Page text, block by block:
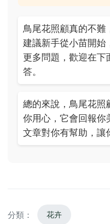
鳥尾花照顧真的不難
建議新手從小苗開始
更多問題，歡迎在下
答。
總的來說，鳥尾花照
你用心，它會回報你
文章對你有幫助，讓
分類： 花卉